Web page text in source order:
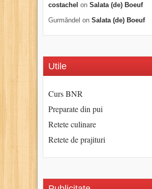
costachel on Salata (de) Boeuf
Gurmăndel on Salata (de) Boeuf
Utile
Curs BNR
Preparate din pui
Retete culinare
Retete de prajituri